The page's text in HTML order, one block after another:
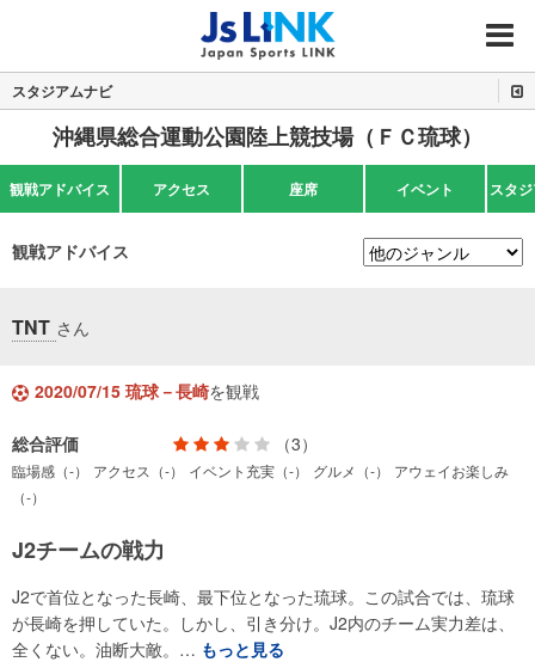
MENU
スタジアムナビ
沖縄県総合運動公園陸上競技場（ＦＣ琉球）
観戦アドバイス アクセス 座席 イベント スタ
観戦アドバイス
TNT さん
2020/07/15 琉球－長崎を観戦
総合評価 （3）
臨場感（-） アクセス（-） イベント充実（-） グルメ（-）
アウェイお楽しみ
（-）
J2チームの戦力
J2で首位となった長崎、最下位となった琉球。この試合では、琉球
が長崎を押していた。しかし、引き分け。J2内のチーム実力差は、
全くない。油断大敵。… もっと見る